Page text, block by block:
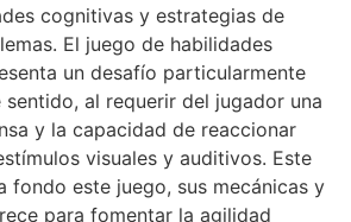
cognitivas y estrategias de
El juego de habilidades
un desafío particularmente
sentido, al requerir del jugador una
y la capacidad de reaccionar
visuales y auditivos. Este
fondo este juego, sus mecánicas y
para fomentar la agilidad